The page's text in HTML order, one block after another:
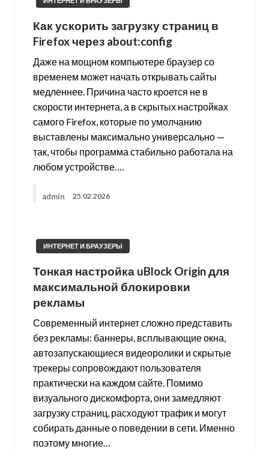
Как ускорить загрузку страниц в
Firefox через about:config
Даже на мощном компьютере браузер со
временем может начать открывать сайты
медленнее. Причина часто кроется не в
скорости интернета, а в скрытых настройках
самого Firefox, которые по умолчанию
выставлены максимально универсально —
так, чтобы программа стабильно работала на
любом устройстве….
admin 25.02.2026
ИНТЕРНЕТ И БРАУЗЕРЫ
Тонкая настройка uBlock Origin для
максимальной блокировки
рекламы
Современный интернет сложно представить
без рекламы: баннеры, всплывающие окна,
автозапускающиеся видеоролики и скрытые
трекеры сопровождают пользователя
практически на каждом сайте. Помимо
визуального дискомфорта, они замедляют
загрузку страниц, расходуют трафик и могут
собирать данные о поведении в сети. Именно
поэтому многие…